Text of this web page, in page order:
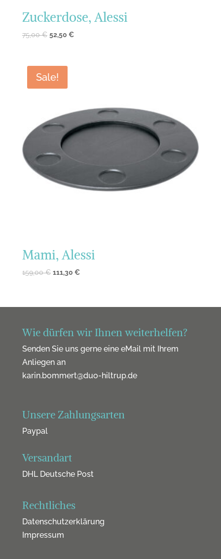
Zuckerdose, Alessi
75,00€ 52,50 €
Sale!
Mami, Alessi
159,00€ 111,30 €
Wie dürfen wir Ihnen weiterhelfen?
Senden Sie uns gerne eine eMail mit Ihrem
Anliegen an
karin.bommert@duo-hiltrup.de
Unsere Zahlungsarten
Paypal
Versandart
DHL Deutsche Post
Rechtliches
Datenschutzerklärung
Impressum